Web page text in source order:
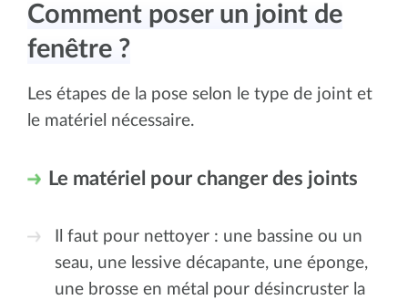
Comment poser un joint de
fenêtre ?
Les étapes de la pose selon le type de joint et
le matériel nécessaire.
Le matériel pour changer des joints
Il faut pour nettoyer : une bassine ou un
seau, une lessive décapante, une éponge,
une brosse en métal pour désincruster la